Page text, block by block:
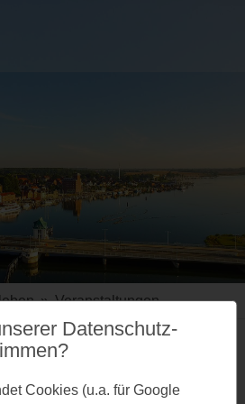
» Veranstaltungen
Datenschutz­
Cookies (u.a. für Google